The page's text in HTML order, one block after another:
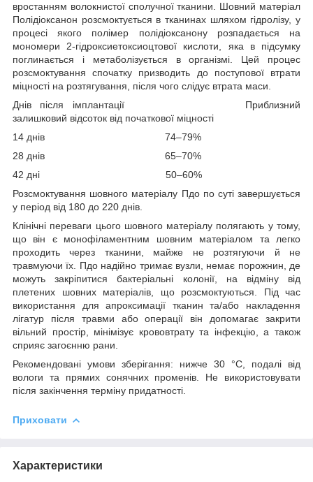
вростанням волокнистої сполучної тканини. Шовний матеріал
Полідіоксанон розсмоктується в тканинах шляхом гідролізу, у
процесі якого полімер полідіоксанону розпадається на
мономери 2-гідроксиетоксиоцтової кислоти, яка в підсумку
поглинається і метаболізується в організмі. Цей процес
розсмоктування спочатку призводить до поступової втрати
міцності на розтягування, після чого слідує втрата маси.
Днів після імплантації Приблизний
залишковий відсоток від початкової міцності
14 днів 74–79%
28 днів 65–70%
42 дні 50–60%
Розсмоктування шовного матеріалу Пдо по суті завершується
у період від 180 до 220 днів.
Клінічні переваги цього шовного матеріалу полягають у тому,
що він є монофіламентним шовним матеріалом та легко
проходить через тканини, майже не розтягуючи й не
травмуючи їх. Пдо надійно тримає вузли, немає порожнин, де
можуть закріпитися бактеріальні колонії, на відміну від
плетених шовних матеріалів, що розсмоктуються. Під час
використання для апроксимації тканин та/або накладення
лігатур після травми або операції він допомагає закрити
вільний простір, мінімізує крововтрату та інфекцію, а також
сприяє загоєнню рани.
Рекомендовані умови зберігання: нижче 30 °C , подалі від
вологи та прямих сонячних променів. Не використовувати
після закінчення терміну придатності.
Приховати
Характеристики